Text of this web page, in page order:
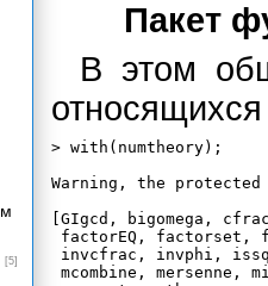
Пакет
В этом
> with(numtheory);
Warning, the protected
[GIgcd, bigomega,
factorEQ, factorset,
invcfrac, invphi,
mcombine, mersenne,
[5]